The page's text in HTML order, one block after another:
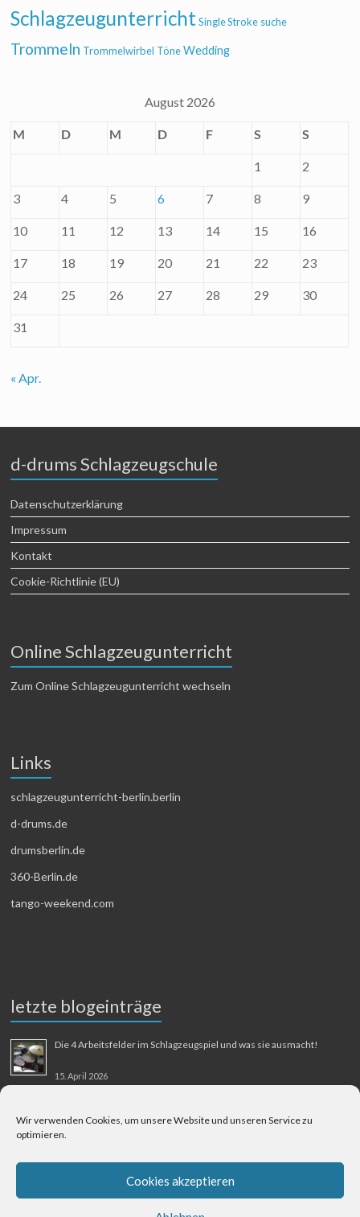
Wir verwenden Cookies, um unsere Website und unseren Service zu
optimieren.
Cookies akzeptieren
Schlagzeugunterricht Single Stroke suche
Trommeln Trommelwirbel Töne Wedding
August 2026
M D M D F S S
1 2
3 4 5 6 7 8 9
10 11 12 13 14 15 16
17 18 19 20 21 22 23
24 25 26 27 28 29 30
31
« Apr.
d-drums Schlagzeugschule
Datenschutzerklärung
Impressum
Kontakt
Cookie-Richtlinie (EU)
Online Schlagzeugunterricht
Zum Online Schlagzeugunterricht wechseln
Links
schlagzeugunterricht-berlin.berlin
d-drums.de
drumsberlin.de
360-Berlin.de
tango-weekend.com
letzte blogeinträge
Die 4 Arbeitsfelder im Schlagzeugspiel und was sie ausmacht!
15. April 2026
31. August 2025
Berliner Flughafen Tegel – Berlin-Bangkok